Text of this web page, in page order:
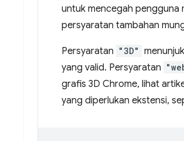
untuk mencegah pengguna
persyaratan tambahan
Persyaratan "3D"
yang valid. Persyaratan
grafis 3D Chrome, lihat
yang diperlukan ekstensi,